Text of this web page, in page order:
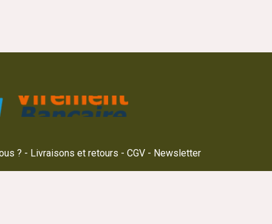
? Livraisons et retours CGV Newsletter